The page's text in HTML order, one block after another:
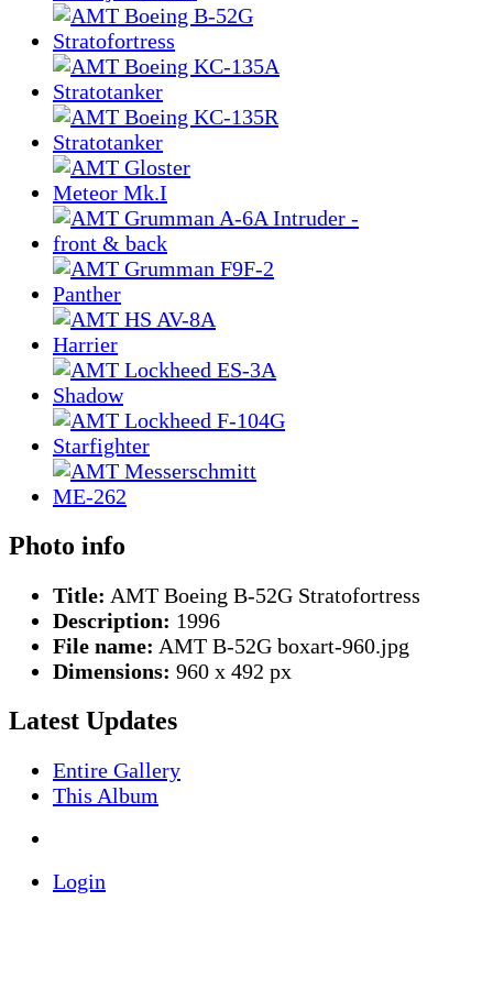
Photo info
Title: AMT Boeing B-52G Stratofortress
Description: 1996
File name: AMT B-52G boxart-960.jpg
Dimensions: 960 x 492 px
Latest Updates
Entire Gallery
This Album
Login